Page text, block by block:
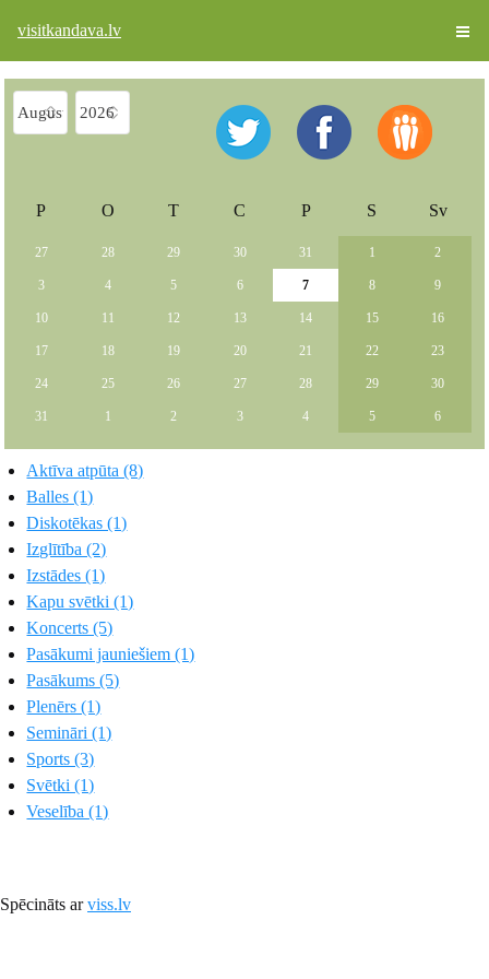
visitkandava.lv
P O T C P S Sv
27 28 29 30 31 1 2
3 4 5 6 7 8 9
10 11 12 13 14 15 16
17 18 19 20 21 22 23
24 25 26 27 28 29 30
31 1 2 3 4 5 6
Aktīva atpūta (8)
Balles (1)
Diskotēkas (1)
Izglītība (2)
Izstādes (1)
Kapu svētki (1)
Koncerts (5)
Pasākumi jauniešiem (1)
Pasākums (5)
Plenērs (1)
Semināri (1)
Sports (3)
Svētki (1)
Veselība (1)
Spēcināts arviss.lv